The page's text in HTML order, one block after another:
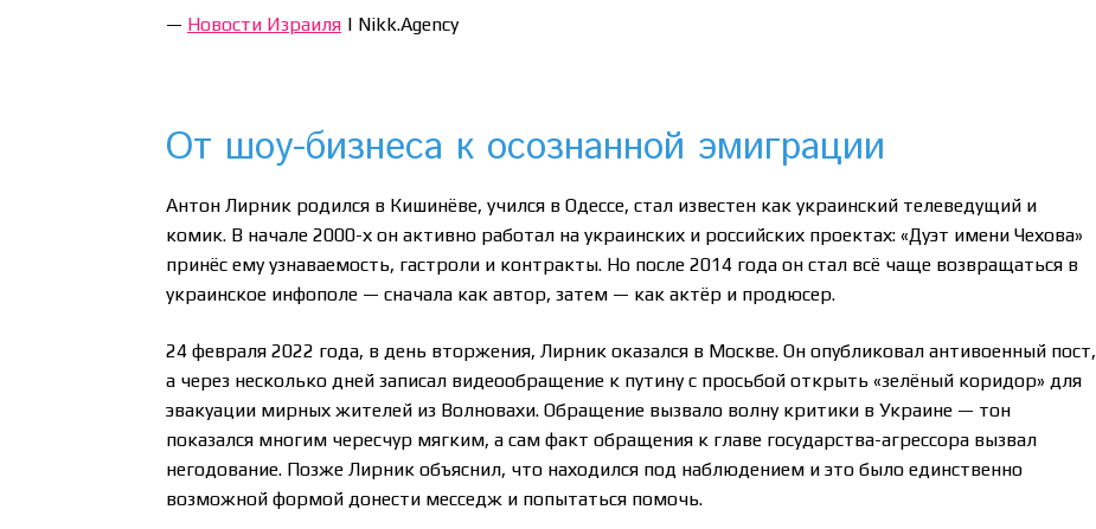
— Новости Израиля | Nikk.Agency
От шоу-бизнеса к осознанной эмиграции
Антон Лирник родился в Кишинёве, учился в Одессе, стал известен как украинский телеведущий и
комик. В начале 2000-х он активно работал на украинских и российских проектах: «Дуэт имени Чехова»
принёс ему узнаваемость, гастроли и контракты. Но после 2014 года он стал всё чаще возвращаться в
украинское инфополе — сначала как автор, затем — как актёр и продюсер.
24 февраля 2022 года, в день вторжения, Лирник оказался в Москве. Он опубликовал антивоенный пост,
а через несколько дней записал видеообращение к путину с просьбой открыть «зелёный коридор» для
эвакуации мирных жителей из Волновахи. Обращение вызвало волну критики в Украине — тон
показался многим чересчур мягким, а сам факт обращения к главе государства-агрессора вызвал
негодование. Позже Лирник объяснил, что находился под наблюдением и это было единственно
возможной формой донести месседж и попытаться помочь.